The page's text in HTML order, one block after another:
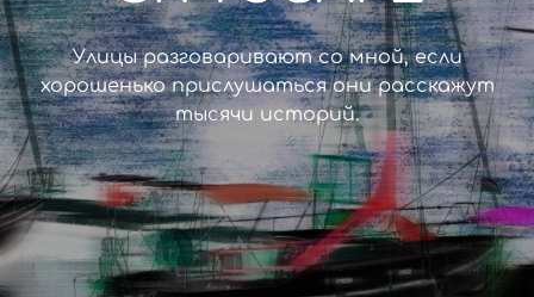
Улицы разговаривают со мной, если
хорошенько прислушаться они расскажут
тысячи историй.